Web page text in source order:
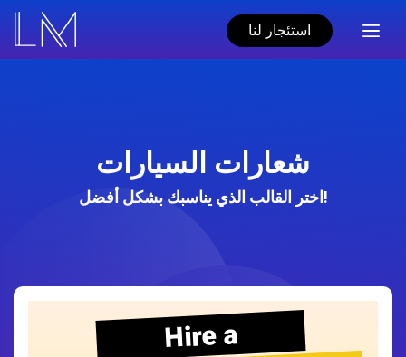
استئجار لنا
شعارات السيارات
اختر القالب الذي يناسبك بشكل أفضل!
Hire a